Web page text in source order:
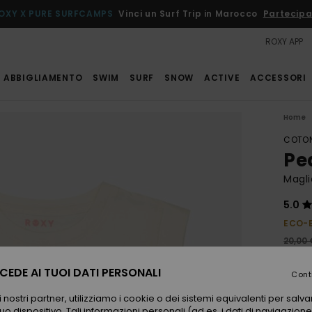
X PURE SURFCAMPS Vinci un Surf Trip in Marocco
ROXY APP
ABBIGLIAMENTO SWIM SURF SNOW ACTIVE ACCESSORI
Home
5.0
ECO-
20,00
AI TUOI DATI PERSONALI
partner, utilizziamo i cookie o dei sistemi equivalenti per